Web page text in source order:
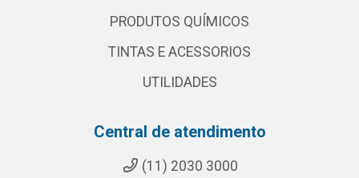
PRODUTOS QUÍMICOS
TINTAS E ACESSORIOS
UTILIDADES
Central de atendimento
(11) 2030 3000